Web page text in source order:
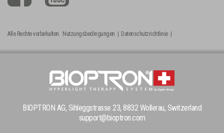
Alle Rechte vorbehalten. Nutzungsbedingungen Datenschutzrichtlinie|
BIOPTRON AG, Sihleggstrasse 23, 8832 Wollerau, Switzerland
support@bioptron.com